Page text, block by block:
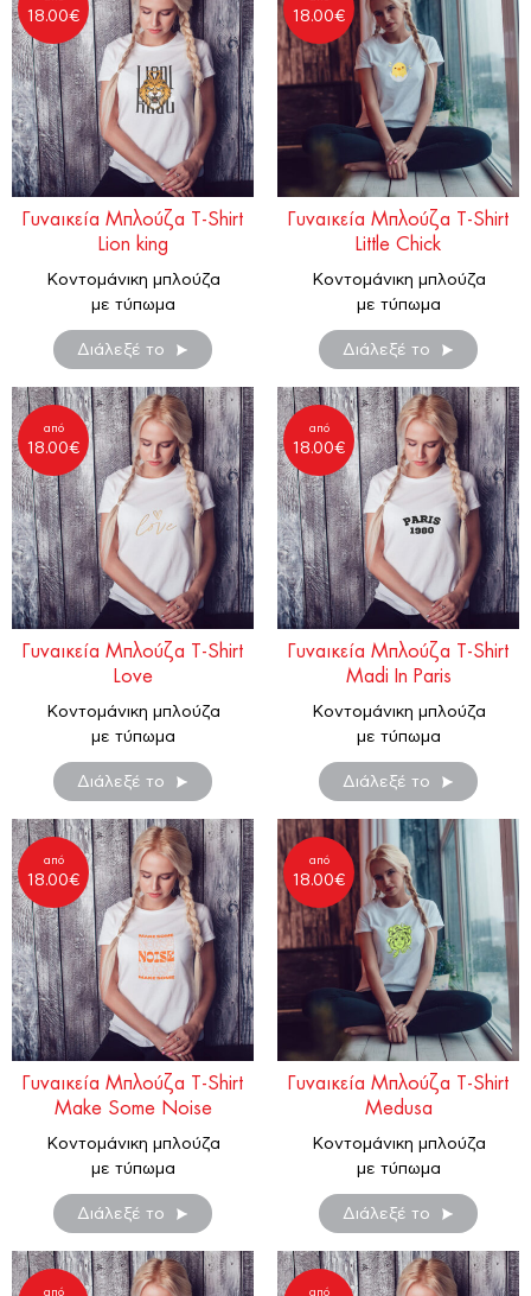
18.00€
Γυναικεία Μπλούζα T-Shirt
Lion king
Κοντομάνικη μπλούζα
με τύπωμα
Διάλεξέ το
18.00€
Γυναικεία Μπλούζα T-Shirt
Little Chick
Κοντομάνικη μπλούζα
με τύπωμα
Διάλεξέ το
από
18.00€
Γυναικεία Μπλούζα T-Shirt
Love
Κοντομάνικη μπλούζα
με τύπωμα
Διάλεξέ το
από
18.00€
Γυναικεία Μπλούζα T-Shirt
Madi In Paris
Κοντομάνικη μπλούζα
με τύπωμα
Διάλεξέ το
από
18.00€
Γυναικεία Μπλούζα T-Shirt
Make Some Noise
Κοντομάνικη μπλούζα
με τύπωμα
Διάλεξέ το
από
18.00€
Γυναικεία Μπλούζα T-Shirt
Medusa
Κοντομάνικη μπλούζα
με τύπωμα
Διάλεξέ το
από από